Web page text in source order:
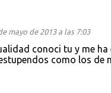
mayo de 2013 a las 7:03
conoci tu y me
como los de